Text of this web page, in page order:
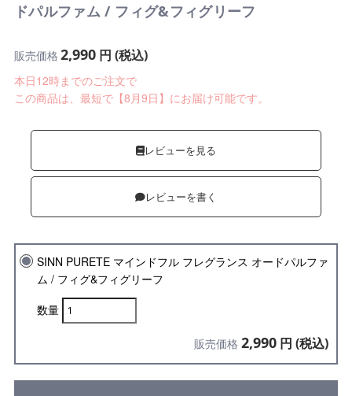
ドパルファム / フィグ&フィグリーフ
販売価格 2,990円 (税込)
本日12時までのご注文で
この商品は、最短で【8月9日】にお届け可能です。
レビューを見る
レビューを書く
SINN PURETE マインドフル フレグランス オードパルファ
ム / フィグ&フィグリーフ
数量
販売価格 2,990 円 (税込)